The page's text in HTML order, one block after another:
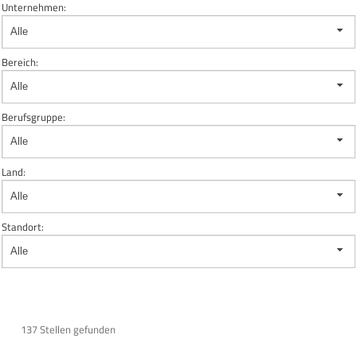
Unternehmen:
Alle
Bereich:
Alle
Berufsgruppe:
Alle
Land:
Alle
Standort:
Alle
137 Stellen gefunden